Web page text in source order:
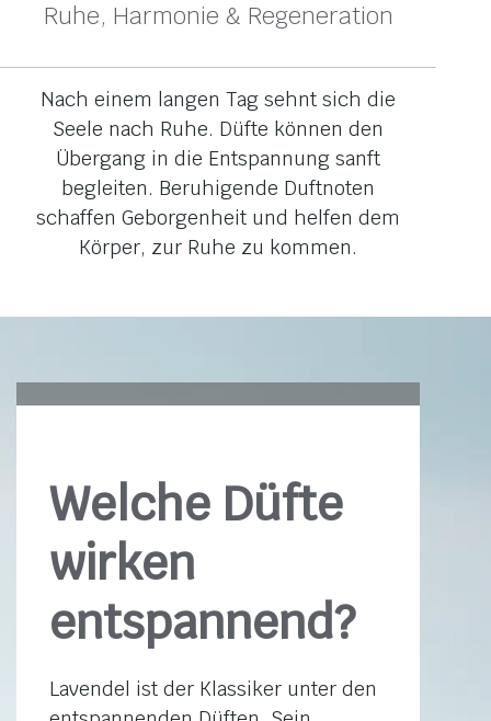
Ruhe, Harmonie & Regeneration
Nach einem langen Tag sehnt sich die
Seele nach Ruhe. Düfte können den
Übergang in die Entspannung sanft
begleiten. Beruhigende Duftnoten
schaffen Geborgenheit und helfen dem
Körper, zur Ruhe zu kommen.
Welche Düfte
wirken
entspannend?
Lavendel ist der Klassiker unter den